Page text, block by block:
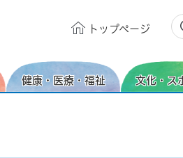
トップページ
健康・医療・福祉 文化・ス